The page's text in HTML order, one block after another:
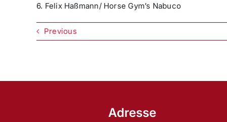
6. Felix Haßmann/ Horse Gym’s Nabuco
Previous
Adresse